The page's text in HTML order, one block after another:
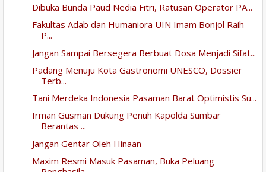
Dibuka Bunda Paud Nedia Fitri, Ratusan Operator PA...
Fakultas Adab dan Humaniora UIN Imam Bonjol Raih
P...
Jangan Sampai Bersegera Berbuat Dosa Menjadi Sifat...
Padang Menuju Kota Gastronomi UNESCO, Dossier
Terb...
Tani Merdeka Indonesia Pasaman Barat Optimistis Su...
Irman Gusman Dukung Penuh Kapolda Sumbar
Berantas ...
Jangan Gentar Oleh Hinaan
Maxim Resmi Masuk Pasaman, Buka Peluang